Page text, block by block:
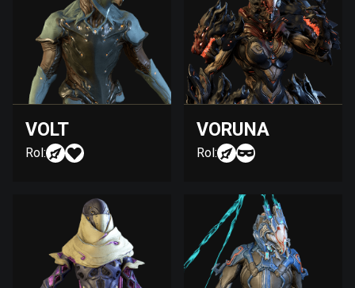
VOLT
Rol:
VORUNA
Rol: